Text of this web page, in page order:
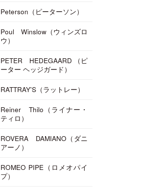
Peterson（ピーターソン）
Poul Winslow（ウィンズロ
ウ）
PETER HEDEGAARD （ピ
ーター ヘッジガード）
RATTRAY'S（ラットレー）
Reiner Thilo（ライナー・
ティロ）
ROVERA DAMIANO（ダニ
アーノ）
ROMEO PIPE（ロメオパイ
プ）